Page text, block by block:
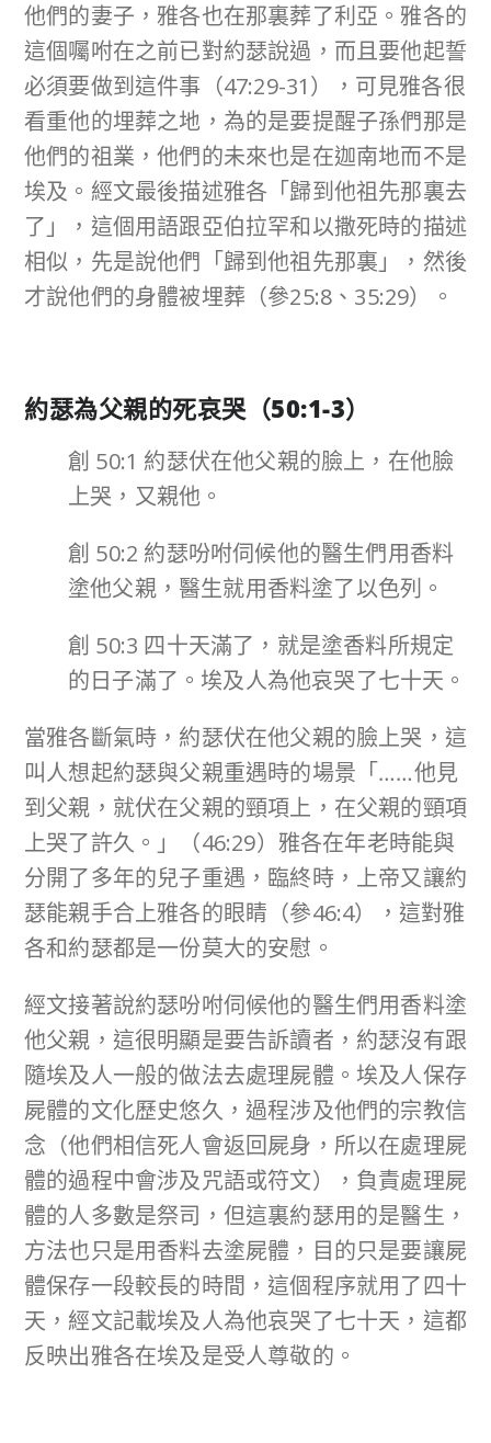
他們的妻子，雅各也在那裏葬了利亞。雅各的
這個囑咐在之前已對約瑟說過，而且要他起誓
必須要做到這件事（47:29-31），可見雅各很
看重他的埋葬之地，為的是要提醒子孫們那是
他們的祖業，他們的未來也是在迦南地而不是
埃及。經文最後描述雅各「歸到他祖先那裏去
了」，這個用語跟亞伯拉罕和以撒死時的描述
相似，先是說他們「歸到他祖先那裏」，然後
才說他們的身體被埋葬（參25:8、35:29）。
約瑟為父親的死哀哭（50:1-3）
創 50:1 約瑟伏在他父親的臉上，在他臉
上哭，又親他。
創 50:2 約瑟吩咐伺候他的醫生們用香料
塗他父親，醫生就用香料塗了以色列。
創 50:3 四十天滿了，就是塗香料所規定
的日子滿了。埃及人為他哀哭了七十天。
當雅各斷氣時，約瑟伏在他父親的臉上哭，這
叫人想起約瑟與父親重遇時的場景「……他見
到父親，就伏在父親的頸項上，在父親的頸項
上哭了許久。」（46:29）雅各在年老時能與
分開了多年的兒子重遇，臨終時，上帝又讓約
瑟能親手合上雅各的眼睛（參46:4），這對雅
各和約瑟都是一份莫大的安慰。
經文接著說約瑟吩咐伺候他的醫生們用香料塗
他父親，這很明顯是要告訴讀者，約瑟沒有跟
隨埃及人一般的做法去處理屍體。埃及人保存
屍體的文化歷史悠久，過程涉及他們的宗教信
念（他們相信死人會返回屍身，所以在處理屍
體的過程中會涉及咒語或符文），負責處理屍
體的人多數是祭司，但這裏約瑟用的是醫生，
方法也只是用香料去塗屍體，目的只是要讓屍
體保存一段較長的時間，這個程序就用了四十
天，經文記載埃及人為他哀哭了七十天，這都
反映出雅各在埃及是受人尊敬的。